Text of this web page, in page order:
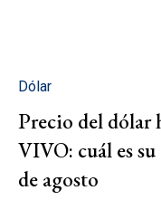
Dólar
Precio del dólar
VIVO: cuál es
de agosto